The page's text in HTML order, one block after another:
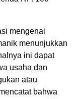
mengenai
menunjukkan
ini dapat
usaha dan
atau
bahwa